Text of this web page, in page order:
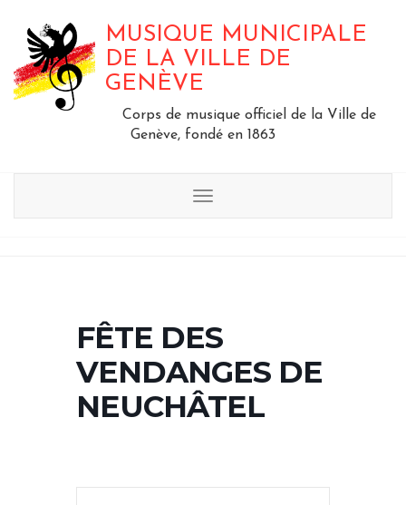
MUSIQUE MUNICIPALE
DE LA VILLE DE
GENÈVE
Corps de musique officiel de la Ville de
Genève, fondé en 1863
Menu
FÊTE DES
VENDANGES DE
NEUCHÂTEL